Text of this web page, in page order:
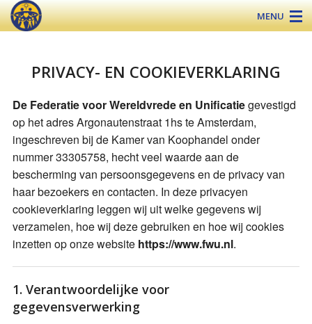
MENU
Over de FWU
De Zegening
Nieuws
Educatie
Contact
PRIVACY- EN COOKIEVERKLARING
De Federatie voor Wereldvrede en Unificatiegevestigd
op het adres Argonautenstraat 1hs te Amsterdam,
ingeschreven bij de Kamer van Koophandel onder
nummer 33305758, hecht veel waarde aan de
bescherming van persoonsgegevens en de privacy van
haar bezoekers en contacten. In deze privacyen
cookieverklaring leggen wij uit welke gegevens wij
verzamelen, hoe wij deze gebruiken en hoe wij cookies
inzetten op onze website https://www.fwu.nl.
1. Verantwoordelijke voor
gegevensverwerking